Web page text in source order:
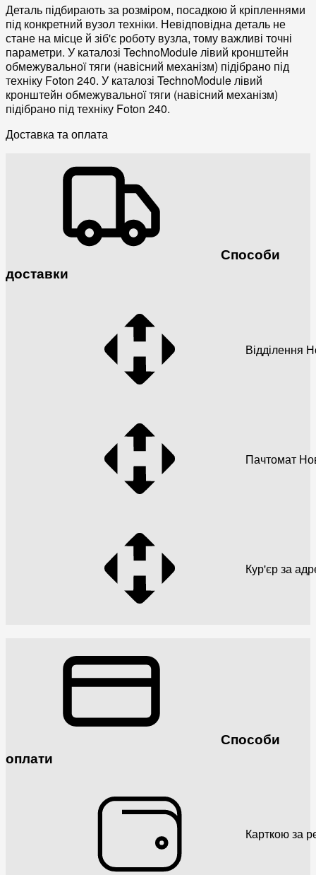
Деталь підбирають за розміром, посадкою й кріпленнями
під конкретний вузол техніки. Невідповідна деталь не
стане на місце й зіб'є роботу вузла, тому важливі точні
параметри. У каталозі TechnoModule лівий кронштейн
обмежувальної тяги (навісний механізм) підібрано під
техніку Foton 240. У каталозі TechnoModule лівий
кронштейн обмежувальної тяги (навісний механізм)
підібрано під техніку Foton 240.
Доставка та оплата
Способи
доставки
Відділення
Пачтомат
Кур'єр за
Способи
оплати
Карткою за